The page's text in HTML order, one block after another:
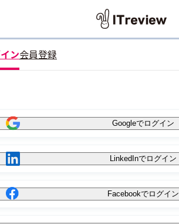
ン会員登録
Googleでログイン
LinkedInでログイン
Facebookでログイン